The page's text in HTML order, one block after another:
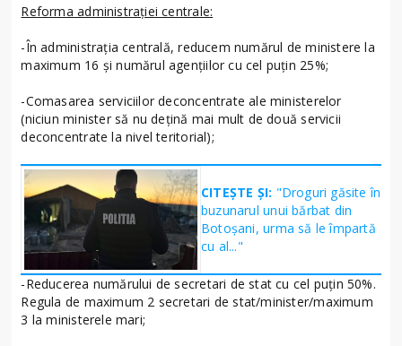
Reforma administrației centrale:
-În administrația centrală, reducem numărul de ministere la
maximum 16 și numărul agențiilor cu cel puțin 25%;
-Comasarea serviciilor deconcentrate ale ministerelor
(niciun minister să nu dețină mai mult de două servicii
deconcentrate la nivel teritorial);
CITEȘTE ȘI: "Droguri găsite în
buzunarul unui bărbat din
Botoșani, urma să le împartă
cu al..."
-Reducerea numărului de secretari de stat cu cel puțin 50%.
Regula de maximum 2 secretari de stat/minister/maximum
3 la ministerele mari;